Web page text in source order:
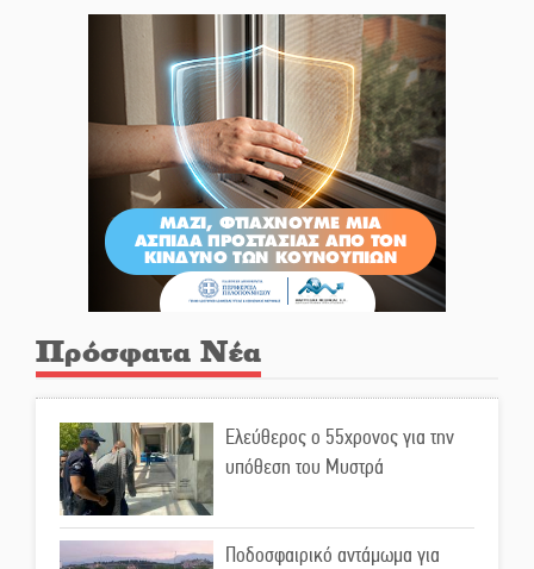
Πρόσφατα Νέα
Ελεύθερος ο 55χρονος για την
υπόθεση του Μυστρά
Ποδοσφαιρικό αντάμωμα για